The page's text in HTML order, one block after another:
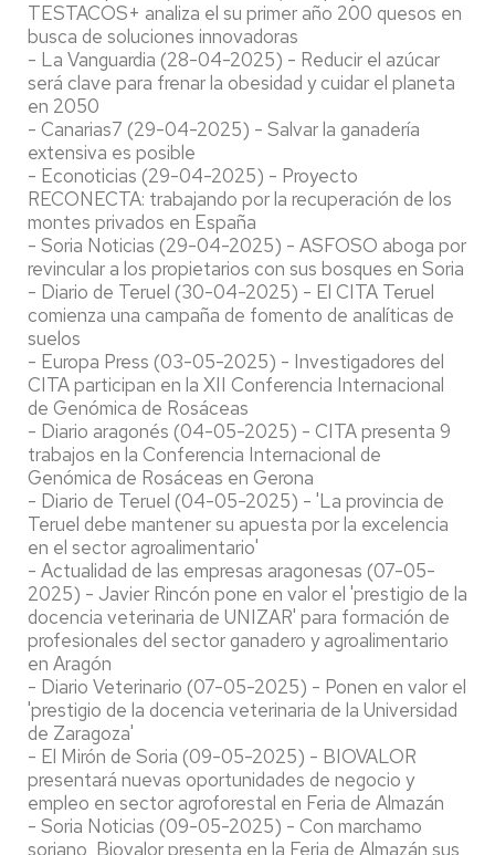
TESTACOS+ analiza el su primer año 200 quesos en
busca de soluciones innovadoras
- La Vanguardia (28-04-2025) - Reducir el azúcar
será clave para frenar la obesidad y cuidar el planeta
en 2050
- Canarias7 (29-04-2025) - Salvar la ganadería
extensiva es posible
- Econoticias (29-04-2025) - Proyecto
RECONECTA: trabajando por la recuperación de los
montes privados en España
- Soria Noticias (29-04-2025) - ASFOSO aboga por
revincular a los propietarios con sus bosques en Soria
- Diario de Teruel (30-04-2025) - El CITA Teruel
comienza una campaña de fomento de analíticas de
suelos
- Europa Press (03-05-2025) - Investigadores del
CITA participan en la XII Conferencia Internacional
de Genómica de Rosáceas
- Diario aragonés (04-05-2025) - CITA presenta 9
trabajos en la Conferencia Internacional de
Genómica de Rosáceas en Gerona
- Diario de Teruel (04-05-2025) - 'La provincia de
Teruel debe mantener su apuesta por la excelencia
en el sector agroalimentario'
- Actualidad de las empresas aragonesas (07-05-
2025) - Javier Rincón pone en valor el 'prestigio de la
docencia veterinaria de UNIZAR' para formación de
profesionales del sector ganadero y agroalimentario
en Aragón
- Diario Veterinario (07-05-2025) - Ponen en valor el
'prestigio de la docencia veterinaria de la Universidad
de Zaragoza'
- El Mirón de Soria (09-05-2025) - BIOVALOR
presentará nuevas oportunidades de negocio y
empleo en sector agroforestal en Feria de Almazán
- Soria Noticias (09-05-2025) - Con marchamo
soriano, Biovalor presenta en la Feria de Almazán sus